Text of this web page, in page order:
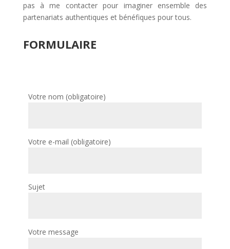
pas à me contacter pour imaginer ensemble des
partenariats authentiques et bénéfiques pour tous.
FORMULAIRE
Votre nom (obligatoire)
Votre e-mail (obligatoire)
Sujet
Votre message